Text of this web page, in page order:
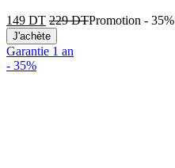
149 DT 229DTPromotion - 35%
J'achète
Garantie 1 an
- 35%